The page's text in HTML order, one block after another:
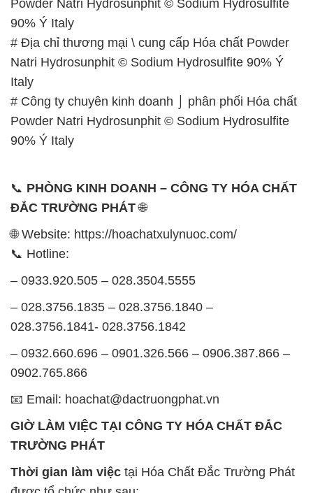
📞PHÒNG KINH DOANH – CÔNG TY HÓA CHẤT
ĐẮC TRƯỜNG PHÁT
🌐 Website: https://hoachatxulynuoc.com/
📞 Hotline:
– 0933.920.505 – 028.3504.5555
– 028.3756.1835 – 028.3756.1840 –
– 0932.660.696 – 0901.326.566 – 0906.387.866 –
0902.765.866
📧 Email: hoachat@dactruongphat.vn
GIỜ LÀM VIỆC TẠI CÔNG TY HÓA CHẤT ĐẮC
TRƯỜNG PHÁT
Thời gian làm việctại Hóa Chất Đắc Trường Phát
được tổ chức như sau:
Thứ 2 đến thứ 6: Buổi sáng: từ 8h đến 11h – Buổi
chiều: từ 12h30 đến 17h
Thứ 7: Buổi sáng: từ 8h đến 11h – Buổi chiều: từ
Chủ nhật: Nghỉ chủ nhật hàng tuần
Chúng tôi rất trân trọng thời gian và cam kết tuân
thủ giờ làm việc để đảm bảo sự hỗ trợ tốt nhất cho